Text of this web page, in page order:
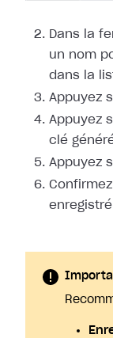
Dans la
un nom
dans la
Appuyez
Appuyez
clé
Appuyez